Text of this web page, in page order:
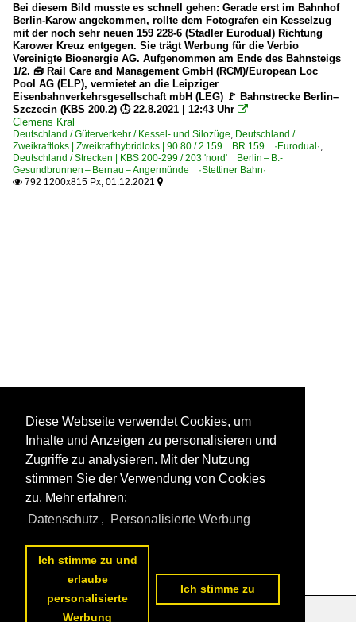
Bei diesem Bild musste es schnell gehen: Gerade erst im Bahnhof
Berlin-Karow angekommen, rollte dem Fotografen ein Kesselzug
mit der noch sehr neuen 159 228-6 (Stadler Eurodual) Richtung
Karower Kreuz entgegen. Sie trägt Werbung für die Verbio
Vereinigte Bioenergie AG. Aufgenommen am Ende des Bahnsteigs
1/2. 🧰 Rail Care and Management GmbH (RCM)/European Loc
Pool AG (ELP), vermietet an die Leipziger
Eisenbahnverkehrsgesellschaft mbH (LEG) 🚩 Bahnstrecke Berlin–
Szczecin (KBS 200.2) 🕓 22.8.2021 | 12:43 Uhr 
Clemens Kral
Deutschland / Güterverkehr / Kessel- und Silozüge, Deutschland /
Zweikraftloks | Zweikrafthybridloks | 90 80 / 2 159 BR 159 ·Eurodual·,
Deutschland / Strecken | KBS 200-299 / 203 'nord' Berlin – B.-
Gesundbrunnen – Bernau – Angermünde ·Stettiner Bahn·
 792 1200x815 Px, 01.12.2021 
Diese Webseite verwendet Cookies, um
Inhalte und Anzeigen zu personalisieren und
Zugriffe zu analysieren. Mit der Nutzung
stimmen Sie der Verwendung von Cookies
zu. Mehr erfahren:
Datenschutz , Personalisierte Werbung
Ich stimme zu und
erlaube
personalisierte
Werbung
Ich stimme zu